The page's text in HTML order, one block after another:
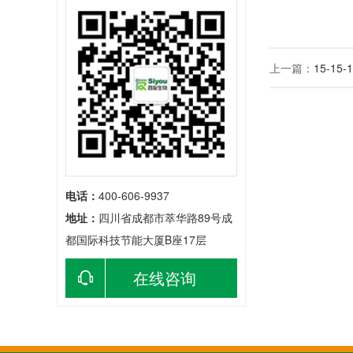
电话： 400-606-9937
地址： 四川省成都市萃华路89号成
都国际科技节能大厦B座17层
在线咨询
上一篇： 15-15-